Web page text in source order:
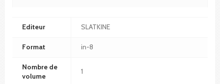
Editeur SLATKINE
Format in-8
Nombre de
volume
1